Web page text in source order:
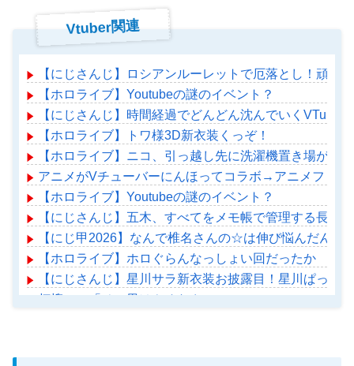
Vtuber関連
【にじさんじ】ロシアンルーレットで厄落とし！頑
【ホロライブ】Youtubeの謎のイベント？
【にじさんじ】時間経過でどんどん沈んでいくVTuber
【ホロライブ】トワ様3D新衣装くっぞ！
【ホロライブ】ニコ、引っ越し先に洗濯機置き場がない
アニメがVチューバーにんほってコラボ→アニメファ
【ホロライブ】Youtubeの謎のイベント？
【にじさんじ】五木、すべてをメモ帳で管理する長
【にじ甲2026】なんで椎名さんの☆は伸び悩んだんや
【ホロライブ】ホロぐらんなっしょい回だったか
【にじさんじ】星川サラ新衣装お披露目！星川ぱっつ
柘榴シロ「その男はやめなさい」